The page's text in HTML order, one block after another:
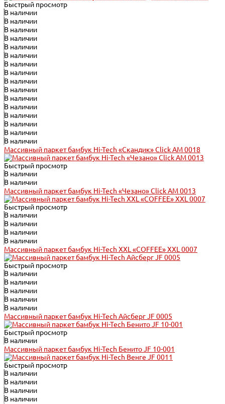
Быстрый просмотр
В наличии
В наличии
В наличии
В наличии
В наличии
В наличии
В наличии
В наличии
В наличии
В наличии
В наличии
В наличии
В наличии
В наличии
В наличии
В наличии
Массивный паркет бамбук Hi-Tech «Скандик» Click АМ 0018
Быстрый просмотр
В наличии
В наличии
Массивный паркет бамбук Hi-Tech «Чезано» Click АМ 0013
Быстрый просмотр
В наличии
В наличии
В наличии
В наличии
Массивный паркет бамбук Hi-Tech XXL «COFFEE» XXL 0007
Быстрый просмотр
В наличии
В наличии
В наличии
В наличии
В наличии
Массивный паркет бамбук Hi-Tech Айсберг JF 0005
Быстрый просмотр
В наличии
Массивный паркет бамбук Hi-Tech Бенито JF 10-001
Быстрый просмотр
В наличии
В наличии
В наличии
В наличии